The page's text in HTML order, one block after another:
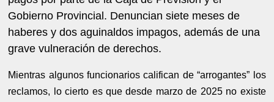
Gobierno Provincial. Denuncian siete meses de
haberes y dos aguinaldos impagos, además de una
grave vulneración de derechos.
Mientras algunos funcionarios califican de “arrogantes” los
reclamos, lo cierto es que desde marzo de 2025 no existe